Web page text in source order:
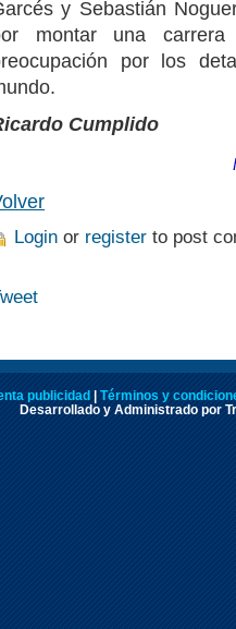
y Sebastián
montar una
por los
Cumplido
Login or register to post
publicidad | Términos y
Desarrollado y Administrado por